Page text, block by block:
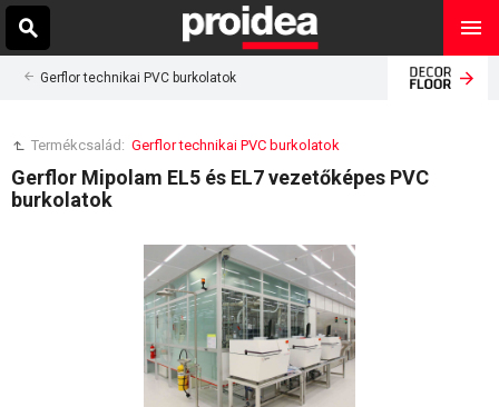
Gerflor technikai PVC burkolatok
Termékcsalád: Gerflor technikai PVC burkolatok
Gerflor Mipolam EL5 és EL7 vezetőképes PVC
burkolatok